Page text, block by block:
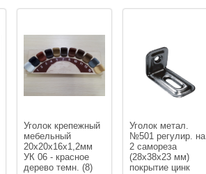
Уголок крепежный
мебельный
20х20х16х1,2мм
УК 06 - красное
дерево темн. (8)
Уголок метал.
№501 регулир.
2 самореза
(28х38х23 мм)
покрытие цинк